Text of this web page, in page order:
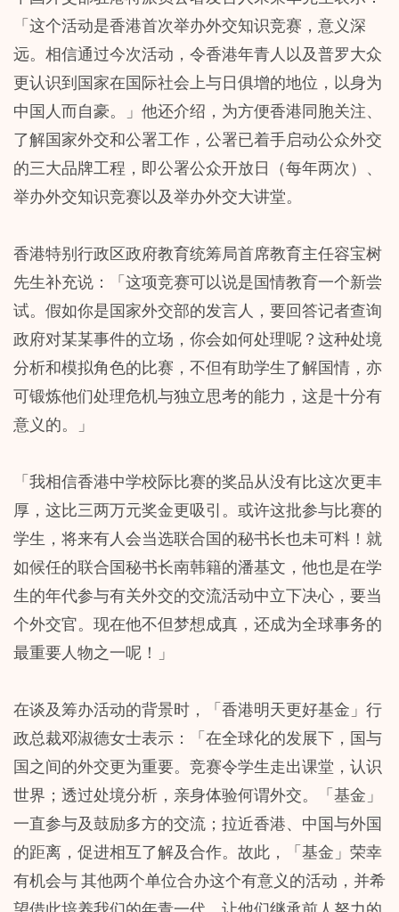
「这个活动是香港首次举办外交知识竞赛，意义深
远。相信通过今次活动，令香港年青人以及普罗大众
更认识到国家在国际社会上与日俱增的地位，以身为
中国人而自豪。」他还介绍，为方便香港同胞关注、
了解国家外交和公署工作，公署已着手启动公众外交
的三大品牌工程，即公署公众开放日（每年两次）、
举办外交知识竞赛以及举办外交大讲堂。
香港特别行政区政府教育统筹局首席教育主任容宝树
先生补充说：「这项竞赛可以说是国情教育一个新尝
试。假如你是国家外交部的发言人，要回答记者查询
政府对某某事件的立场，你会如何处理呢？这种处境
分析和模拟角色的比赛，不但有助学生了解国情，亦
可锻炼他们处理危机与独立思考的能力，这是十分有
意义的。」
「我相信香港中学校际比赛的奖品从没有比这次更丰
厚，这比三两万元奖金更吸引。或许这批参与比赛的
学生，将来有人会当选联合国的秘书长也未可料！就
如候任的联合国秘书长南韩籍的潘基文，他也是在学
生的年代参与有关外交的交流活动中立下决心，要当
个外交官。现在他不但梦想成真，还成为全球事务的
最重要人物之一呢！」
在谈及筹办活动的背景时，「香港明天更好基金」行
政总裁邓淑德女士表示：「在全球化的发展下，国与
国之间的外交更为重要。竞赛令学生走出课堂，认识
世界；透过处境分析，亲身体验何谓外交。「基金」
一直参与及鼓励多方的交流；拉近香港、中国与外国
的距离，促进相互了解及合作。故此，「基金」荣幸
有机会与 其他两个单位合办这个有意义的活动，并希